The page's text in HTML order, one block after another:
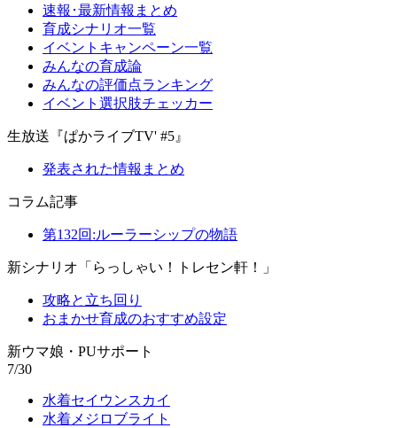
速報･最新情報まとめ
育成シナリオ一覧
イベントキャンペーン一覧
みんなの育成論
みんなの評価点ランキング
イベント選択肢チェッカー
生放送『ぱかライブTV' #5』
発表された情報まとめ
コラム記事
第132回:ルーラーシップの物語
新シナリオ「らっしゃい！トレセン軒！」
攻略と立ち回り
おまかせ育成のおすすめ設定
新ウマ娘・PUサポート
7/30
水着セイウンスカイ
水着メジロブライト